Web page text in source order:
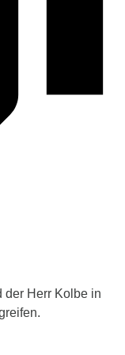
der Herr Kolbe in